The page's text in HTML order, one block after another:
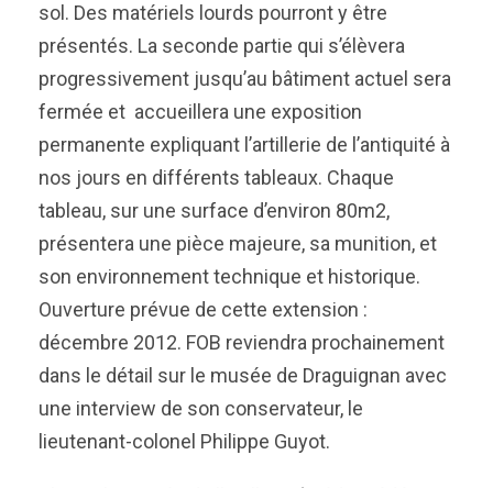
sol. Des matériels lourds pourront y être
présentés. La seconde partie qui s’élèvera
progressivement jusqu’au bâtiment actuel sera
fermée et accueillera une exposition
permanente expliquant l’artillerie de l’antiquité à
nos jours en différents tableaux. Chaque
tableau, sur une surface d’environ 80m2,
présentera une pièce majeure, sa munition, et
son environnement technique et historique.
Ouverture prévue de cette extension :
décembre 2012. FOB reviendra prochainement
dans le détail sur le musée de Draguignan avec
une interview de son conservateur, le
lieutenant-colonel Philippe Guyot.